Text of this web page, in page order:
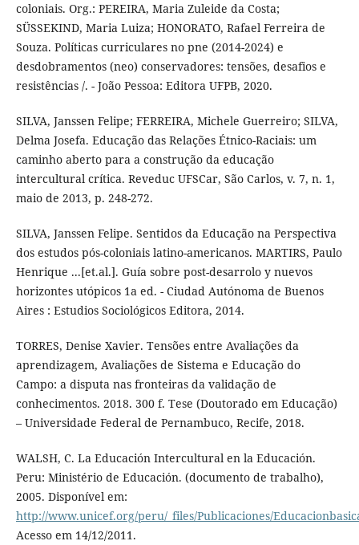
coloniais. Org.: PEREIRA, Maria Zuleide da Costa;
SÜSSEKIND, Maria Luiza; HONORATO, Rafael Ferreira de
Souza. Políticas curriculares no pne (2014-2024) e
desdobramentos (neo) conservadores: tensões, desafios e
resistências /. - João Pessoa: Editora UFPB, 2020.
SILVA, Janssen Felipe; FERREIRA, Michele Guerreiro; SILVA,
Delma Josefa. Educação das Relações Étnico-Raciais: um
caminho aberto para a construção da educação
intercultural crítica. Reveduc UFSCar, São Carlos, v. 7, n. 1,
maio de 2013, p. 248-272.
SILVA, Janssen Felipe. Sentidos da Educação na Perspectiva
dos estudos pós-coloniais latino-americanos. MARTIRS, Paulo
Henrique ...[et.al.]. Guía sobre post-desarrolo y nuevos
horizontes utópicos 1a ed. - Ciudad Autónoma de Buenos
Aires : Estudios Sociológicos Editora, 2014.
TORRES, Denise Xavier. Tensões entre Avaliações da
aprendizagem, Avaliações de Sistema e Educação do
Campo: a disputa nas fronteiras da validação de
conhecimentos. 2018. 300 f. Tese (Doutorado em Educação)
– Universidade Federal de Pernambuco, Recife, 2018.
WALSH, C. La Educación Intercultural en la Educación.
Peru: Ministério de Educación. (documento de trabalho),
2005. Disponível em:
http://www.unicef.org/peru/_files/Publicaciones/
Acesso em 14/12/2011.